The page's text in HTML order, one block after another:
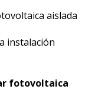
aislada
instalación
fotovoltaica